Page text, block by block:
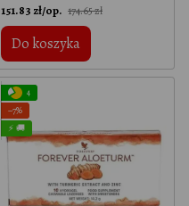
151.83 zł/op. 174.65 zł
Do koszyka
4
−7%
⚡ 🚚